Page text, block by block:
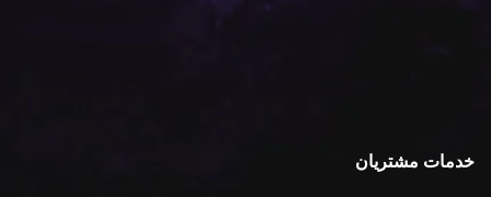
خدمات مشتریان